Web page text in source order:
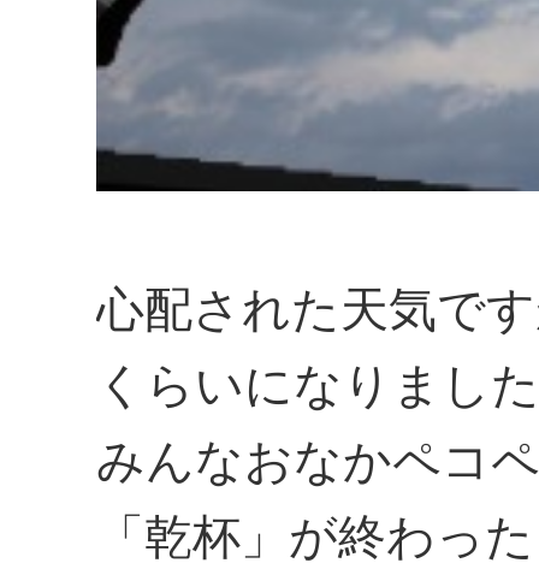
心配された天気で
くらいになりまし
みんなおなかペコ
「乾杯」が終わっ